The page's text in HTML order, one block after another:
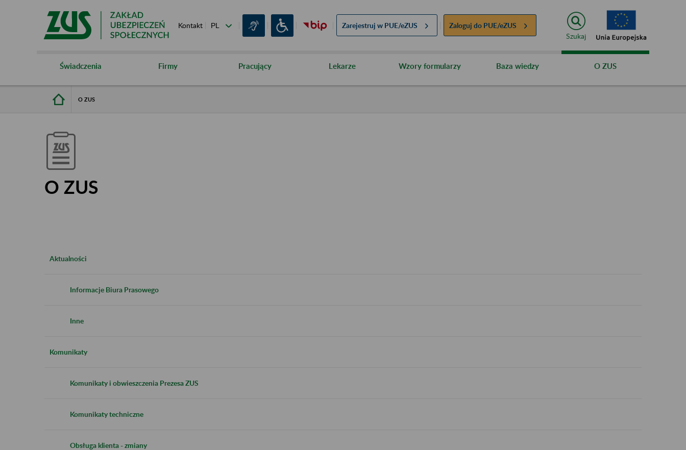
Kontakt Zarejestruj w PUE/eZUS Zaloguj do PUE/eZUS
Szukaj
Świadczenia Firmy Pracujący Lekarze Wzory formularzy Baza wiedzy O ZUS
O ZUS
O ZUS
Aktualności
Informacje Biura Prasowego
Inne
Komunikaty
Komunikaty i obwieszczenia Prezesa ZUS
Komunikaty techniczne
Obsługa klienta - zmiany